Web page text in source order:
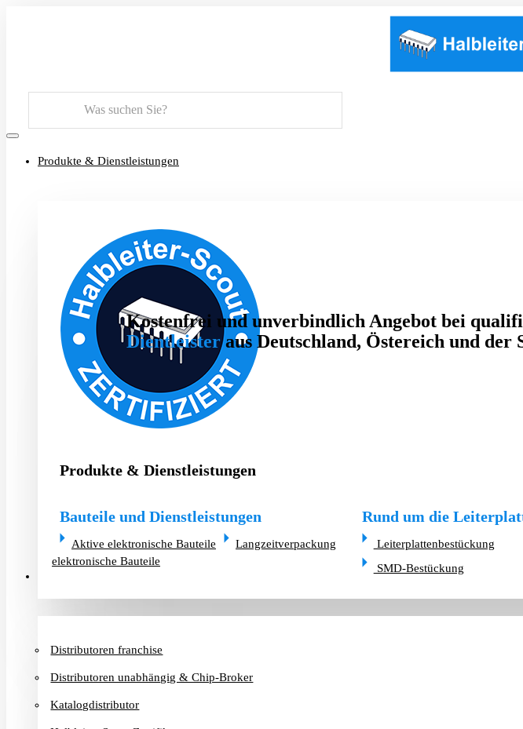
Produkte & Dienstleistungen
Kostenfrei und unverbindlich Angebot bei
Dientleisteraus Deutschland, Östereich und der
Produkte & Dienstleistungen
Bauteile und Dienstleistungen
Aktive elektronische Bauteile
Langzeitverpackung
elektronische Bauteile
Rund um die
Leiterplattenbestückung
SMD-Bestückung
Distributoren franchise
Distributoren unabhängig & Chip-Broker
Katalogdistributor